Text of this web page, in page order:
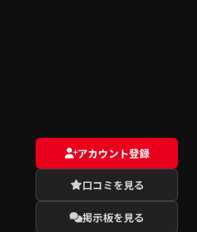
アカウント登録
口コミを見る
掲示板を見る